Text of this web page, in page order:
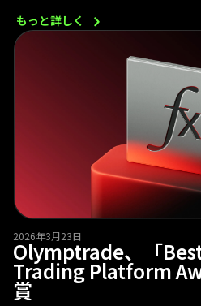
もっと詳しく
2026年3月23日
Olymptrade、「
Trading Platform
賞